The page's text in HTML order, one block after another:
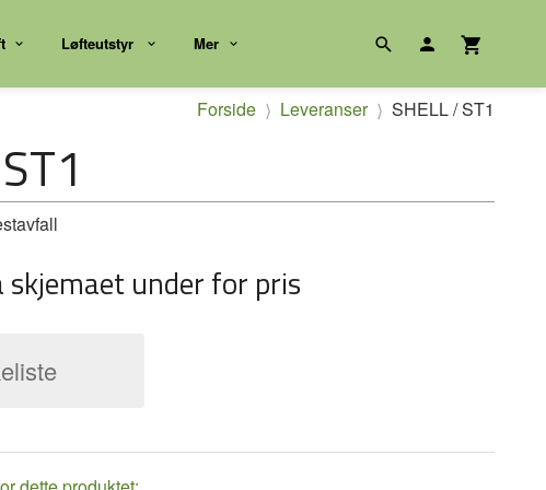
Løfteutstyr Mer
Forside Leveranser SHELL / ST1
under for pris